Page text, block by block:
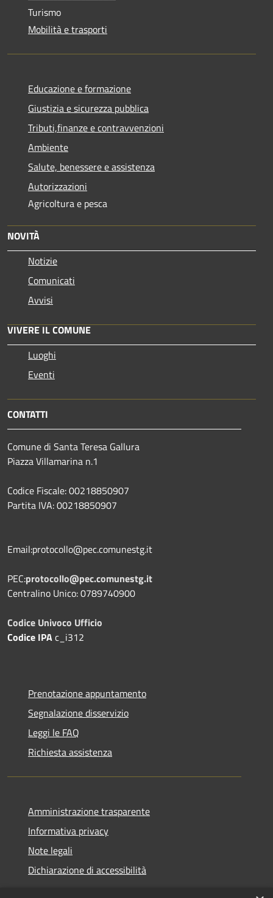
Turismo
Mobilità e trasporti
Educazione e formazione
Giustizia e sicurezza pubblica
Tributi,finanze e contravvenzioni
Ambiente
Salute, benessere e assistenza
Autorizzazioni
Agricoltura e pesca
NOVITÀ
Notizie
Comunicati
Avvisi
VIVERE IL COMUNE
Luoghi
Eventi
CONTATTI
Comune di Santa Teresa Gallura
Piazza Villamarina n.1
Codice Fiscale: 00218850907
Partita IVA: 00218850907
Email:protocollo@pec.comunestg.it
PEC:protocollo@pec.comunestg.it
Centralino Unico: 0789740900
Codice Univoco Ufficio
Codice IPAc_i312
Prenotazione appuntamento
Segnalazione disservizio
Leggi le FAQ
Richiesta assistenza
Amministrazione trasparente
Informativa privacy
Note legali
Dichiarazione di accessibilità